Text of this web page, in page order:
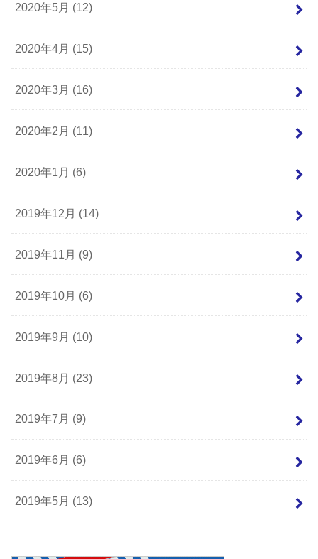
2020年5月 (12)
2020年4月 (15)
2020年3月 (16)
2020年2月 (11)
2020年1月 (6)
2019年12月 (14)
2019年11月 (9)
2019年10月 (6)
2019年9月 (10)
2019年8月 (23)
2019年7月 (9)
2019年6月 (6)
2019年5月 (13)